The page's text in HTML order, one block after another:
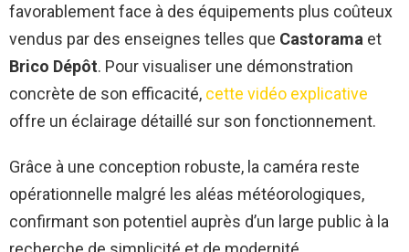
favorablement face à des équipements plus coûteux
vendus par des enseignes telles que Castorama et
Brico Dépôt. Pour visualiser une démonstration
concrète de son efficacité, cette vidéo explicative
offre un éclairage détaillé sur son fonctionnement.
Grâce à une conception robuste, la caméra reste
opérationnelle malgré les aléas météorologiques,
confirmant son potentiel auprès d’un large public à la